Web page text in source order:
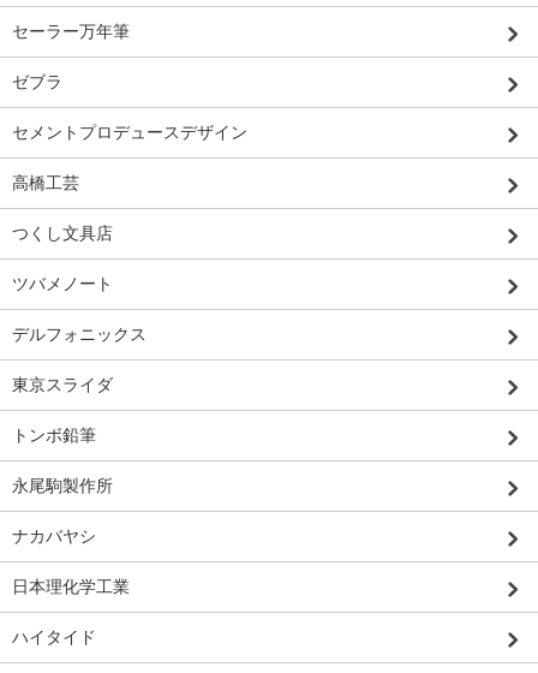
セーラー万年筆
ゼブラ
セメントプロデュースデザイン
高橋工芸
つくし文具店
ツバメノート
デルフォニックス
東京スライダ
トンボ鉛筆
永尾駒製作所
ナカバヤシ
日本理化学工業
ハイタイド